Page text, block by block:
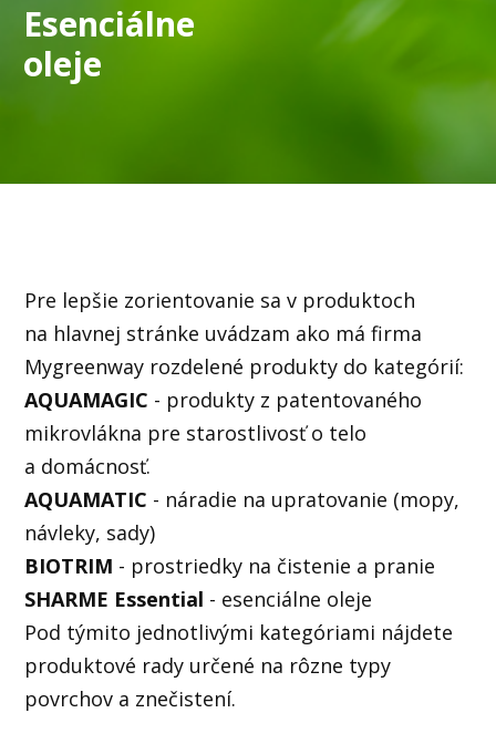
Esenciálne
oleje
Pre lepšie zorientovanie sa v produktoch
na hlavnej stránke uvádzam ako má firma
Mygreenway rozdelené produkty do kategórií:
AQUAMAGIC - produkty z patentovaného
mikrovlákna pre starostlivosť o telo
a domácnosť.
AQUAMATIC - náradie na upratovanie (mopy,
návleky, sady)
BIOTRIM - prostriedky na čistenie a pranie
SHARME Essential - esenciálne oleje
Pod týmito jednotlivými kategóriami nájdete
produktové rady určené na rôzne typy
povrchov a znečistení.